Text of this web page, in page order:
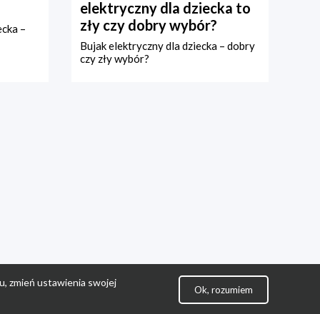
–
elektryczny dla dziecka to
zły czy dobry wybór?
Bujak elektryczny dla dziecka – dobry
czy zły wybór?
zmień ustawienia swojej
Ok, rozumiem